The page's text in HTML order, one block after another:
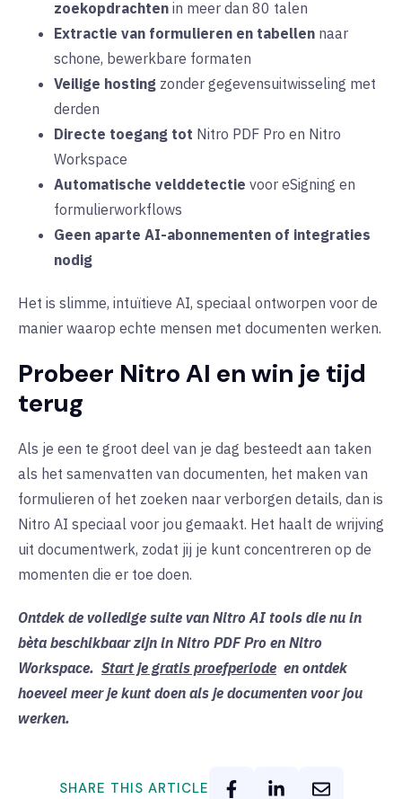
zoekopdrachten in meer dan 80 talen
Extractie van formulieren en tabellen naar
schone, bewerkbare formaten
Veilige hosting zonder gegevensuitwisseling met
derden
Directe toegang tot Nitro PDF Pro en Nitro
Workspace
Automatische velddetectie voor eSigning en
formulierworkflows
Geen aparte AI-abonnementen of integraties
nodig
Het is slimme, intuïtieve AI, speciaal ontworpen voor de
manier waarop echte mensen met documenten werken.
Probeer Nitro AI en win je tijd
terug
Als je een te groot deel van je dag besteedt aan taken
als het samenvatten van documenten, het maken van
formulieren of het zoeken naar verborgen details, dan is
Nitro AI speciaal voor jou gemaakt. Het haalt de wrijving
uit documentwerk, zodat jij je kunt concentreren op de
momenten die er toe doen.
Ontdek de volledige suite van Nitro AI tools die nu in
bèta beschikbaar zijn in Nitro PDF Pro en Nitro
Workspace. Start je gratis proefperiode en ontdek
hoeveel meer je kunt doen als je documenten voor jou
werken.
SHARE THIS ARTICLE